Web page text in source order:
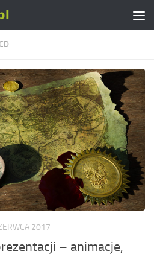
2017
– animacje,